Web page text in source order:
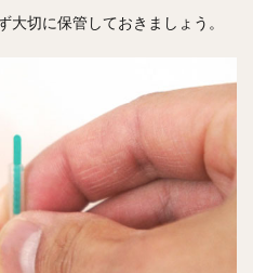
切に保管しておきましょう。